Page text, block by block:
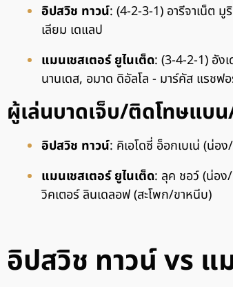
อิปสวิช ทาวน์: (4-2-3-1) อารีจาเน็ต
เลียม เดแลป
แมนเชสเตอร์ ยูไนเต็ด: (3-4-2-1) อัง
นานเดส, อมาด ดิอัลโล - มาร์คัส แรชฟ
ผู้เล่นบาดเจ็บ/ติดโทษแบ
อิปสวิช ทาวน์: คิเอโดซี่ อ็อกเบเน่ (น่อ
แมนเชสเตอร์ ยูไนเต็ด: ลุค ชอว์ (น่อง/
วิคเตอร์ ลินเดลอฟ (สะโพก/ขาหนีบ)
อิปสวิช ทาวน์ vs แ